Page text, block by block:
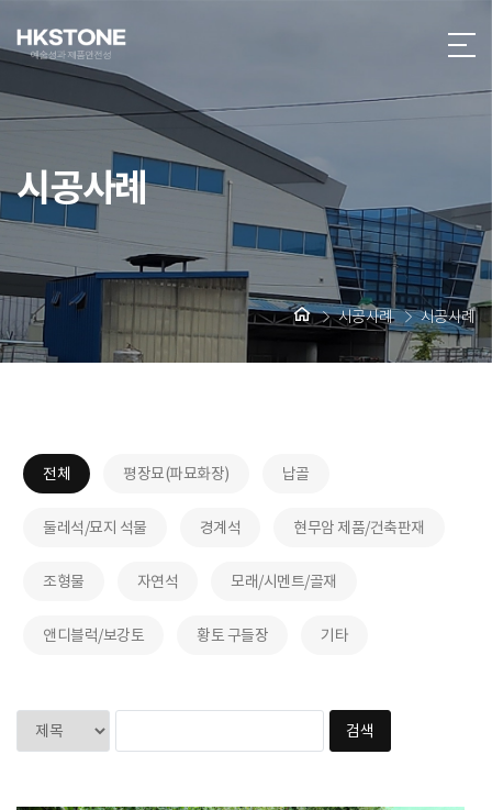
시공사례
시공사례 시공사례
전체 평장묘(파묘화장) 납골
둘레석/묘지 석물 경계석 현무암 제품/건축판재
조형물 자연석 모래/시멘트/골재
앤디블럭/보강토 황토 구들장 기타